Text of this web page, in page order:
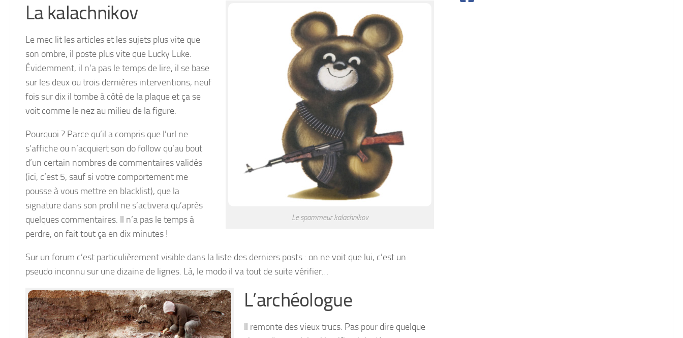
Le spammeur kalachnikov
La kalachnikov
Le mec lit les articles et les sujets plus vite que
son ombre, il poste plus vite que Lucky Luke.
Évidemment, il n’a pas le temps de lire, il se base
sur les deux ou trois dernières interventions, neuf
fois sur dix il tombe à côté de la plaque et ça se
voit comme le nez au milieu de la figure.
Pourquoi ? Parce qu’il a compris que l’url ne
s’affiche ou n’acquiert son do follow qu’au bout
d’un certain nombres de commentaires validés
(ici, c’est 5, sauf si votre comportement me
pousse à vous mettre en blacklist), que la
signature dans son profil ne s’activera qu’après
quelques commentaires. Il n’a pas le temps à
perdre, on fait tout ça en dix minutes !
Sur un forum c’est particulièrement visible dans la liste des derniers posts : on ne voit que lui, c’est un
pseudo inconnu sur une dizaine de lignes. Là, le modo il va tout de suite vérifier…
L’archéologue
Il remonte des vieux trucs. Pas pour dire quelque